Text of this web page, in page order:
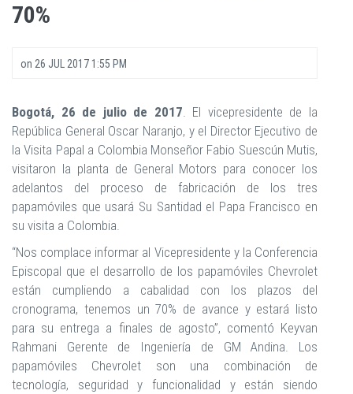
70%
on 26 JUL 2017 1:55 PM
Bogotá, 26 de julio de 2017. El vicepresidente de la
República General Oscar Naranjo, y el Director Ejecutivo de
la Visita Papal a Colombia Monseñor Fabio Suescún Mutis,
visitaron la planta de General Motors para conocer los
adelantos del proceso de fabricación de los tres
papamóviles que usará Su Santidad el Papa Francisco en
su visita a Colombia.
“Nos complace informar al Vicepresidente y la Conferencia
Episcopal que el desarrollo de los papamóviles Chevrolet
están cumpliendo a cabalidad con los plazos del
cronograma, tenemos un 70% de avance y estará listo
para su entrega a finales de agosto”, comentó Keyvan
Rahmani Gerente de Ingeniería de GM Andina. Los
papamóviles Chevrolet son una combinación de
tecnología, seguridad y funcionalidad y están siendo